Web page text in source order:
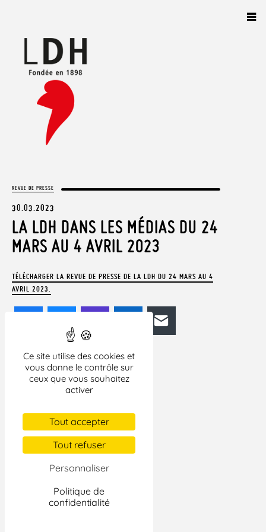
Ce site utilise des cookies et
vous donne le contrôle sur
ceux que vous souhaitez
activer
Tout accepter
Tout refuser
Personnaliser
Politique de
confidentialité
REVUE DE PRESSE
30.03.2023
LA LDH DANS LES MÉDIAS DU 24
MARS AU 4 AVRIL 2023
TÉLÉCHARGER LA REVUE DE PRESSE DE LA LDH DU 24 MARS AU 4
AVRIL 2023.
MastodonLinkedIn